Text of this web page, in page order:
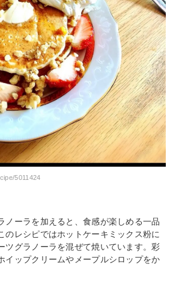
5011424
ノーラを加えると、食感が楽しめる一品
のレシピではホットケーキミックス粉に
ツグラノーラを混ぜて焼いています。彩
イップクリームやメープルシロップをか